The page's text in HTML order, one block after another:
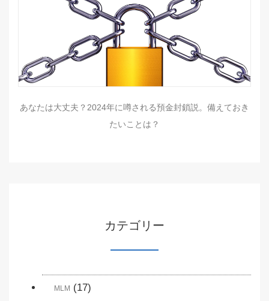
あなたは大丈夫？2024年に噂される預金封鎖説。備えておき
たいことは？
カテゴリー
MLM (17)